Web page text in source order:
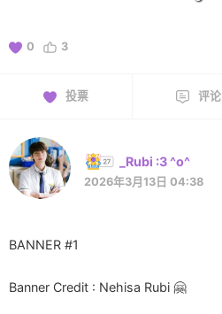
0 3
投票 评论
_Rubi :3 ^o^
2026年3月13日 04:38
BANNER #1
Banner Credit : Nehisa Rubi 🤗